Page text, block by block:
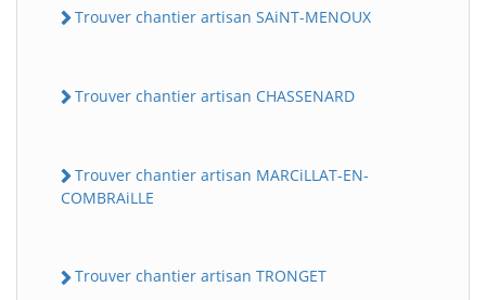
Trouver chantier artisan SAiNT-MENOUX
Trouver chantier artisan CHASSENARD
Trouver chantier artisan MARCiLLAT-EN-
COMBRAiLLE
Trouver chantier artisan TRONGET